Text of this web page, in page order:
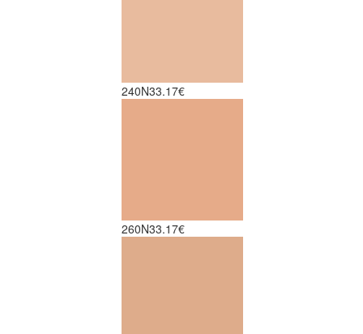
240N33.17€
260N33.17€